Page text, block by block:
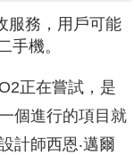
服務，用戶可能
手機。
正在嘗試，是
個進行的項目就
計師西恩‧邁爾